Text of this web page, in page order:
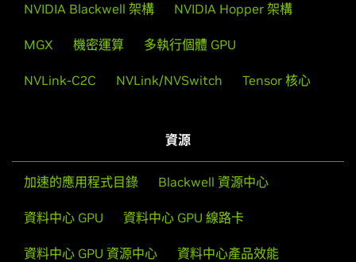
NVIDIA Blackwell 架構 NVIDIA Hopper 架構
MGX 機密運算 多執行個體 GPU
NVLink-C2C NVLink/NVSwitch Tensor 核心
資源
加速的應用程式目錄 Blackwell 資源中心
資料中心 GPU 資料中心 GPU 線路卡
資料中心 GPU 資源中心 資料中心產品效能